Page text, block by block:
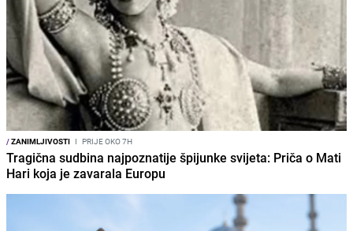
/ZANIMLJIVOSTI I PRIJE OKO 7H
Tragična sudbina najpoznatije špijunke svijeta: Priča o Mati
Hari koja je zavarala Europu